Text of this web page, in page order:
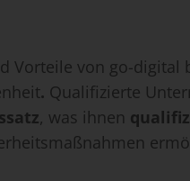
Vorteile von go-
. Qualifizierte
, was ihnen